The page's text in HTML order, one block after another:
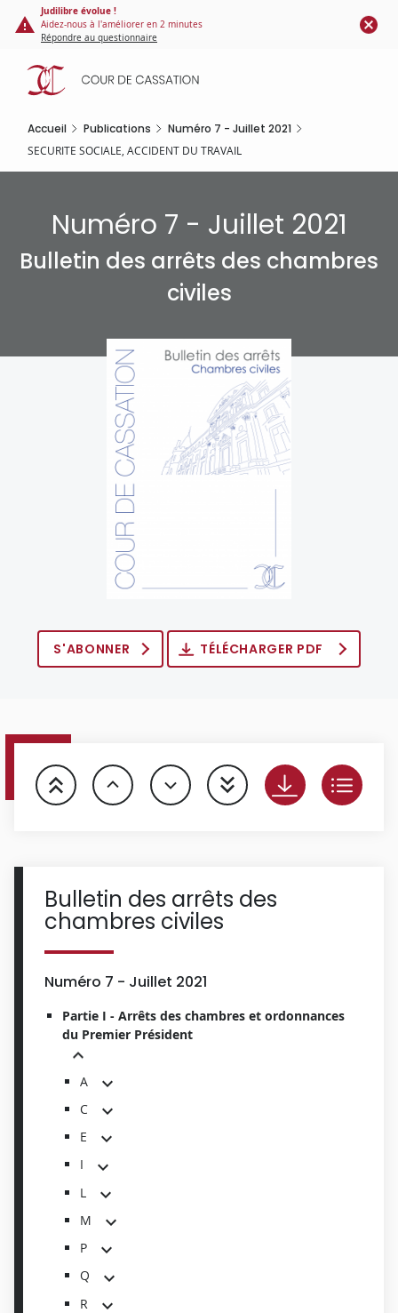
Panneau de gestion des cookies
contenu
principal
Judilibre évolue !
Aidez-nous à l'améliorer en 2 minutes
Répondre au questionnaire
Accueil Publications Numéro 7 - Juillet 2021
SECURITE SOCIALE, ACCIDENT DU TRAVAIL
Numéro 7 - Juillet 2021
Bulletin des arrêts des chambres
civiles
S'ABONNER TÉLÉCHARGER PDF
Bulletin des arrêts des
chambres civiles
Numéro 7 - Juillet 2021
Partie I - Arrêts des chambres et ordonnances
du Premier Président
A
C
E
I
L
M
P
Q
R